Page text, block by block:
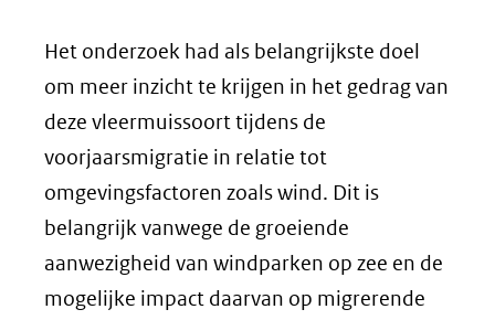
Het onderzoek had als belangrijkste doel
om meer inzicht te krijgen in het gedrag van
deze vleermuissoort tijdens de
voorjaarsmigratie in relatie tot
omgevingsfactoren zoals wind. Dit is
belangrijk vanwege de groeiende
aanwezigheid van windparken op zee en de
mogelijke impact daarvan op migrerende